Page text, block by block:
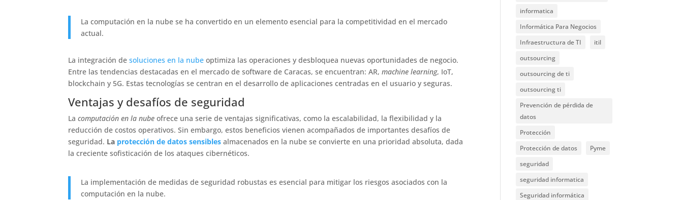
La computación en la nube se ha convertido en un elemento esencial para la competitividad en el mercado
actual.
La integración desoluciones en la nube optimiza las operaciones y desbloquea nuevas oportunidades de negocio.
Entre las tendencias destacadas en el mercado de software de Caracas, se encuentran: AR,machine learning, IoT,
blockchain y 5G. Estas tecnologías se centran en el desarrollo de aplicaciones centradas en el usuario y seguras.
Ventajas y desafíos de seguridad
Lacomputación en la nube ofrece una serie de ventajas significativas, como la escalabilidad, la flexibilidad y la
reducción de costos operativos. Sin embargo, estos beneficios vienen acompañados de importantes desafíos de
seguridad. La protección de datos sensibles almacenados en la nube se convierte en una prioridad absoluta, dada
la creciente sofisticación de los ataques cibernéticos.
La implementación de medidas de seguridad robustas es esencial para mitigar los riesgos asociados con la
computación en la nube.
informatica
Informática Para Negocios
Infraestructura de TI
itil
outsourcing
outsourcing de ti
outsourcing ti
Prevención de pérdida de
datos
Protección
Protección de datos
Pyme
seguridad
seguridad informatica
Seguridad informática